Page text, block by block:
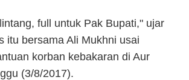
full untuk Pak Bupati," ujar
itu bersama Ali Mukhni usai
korban kebakaran di Aur
(3/8/2017).